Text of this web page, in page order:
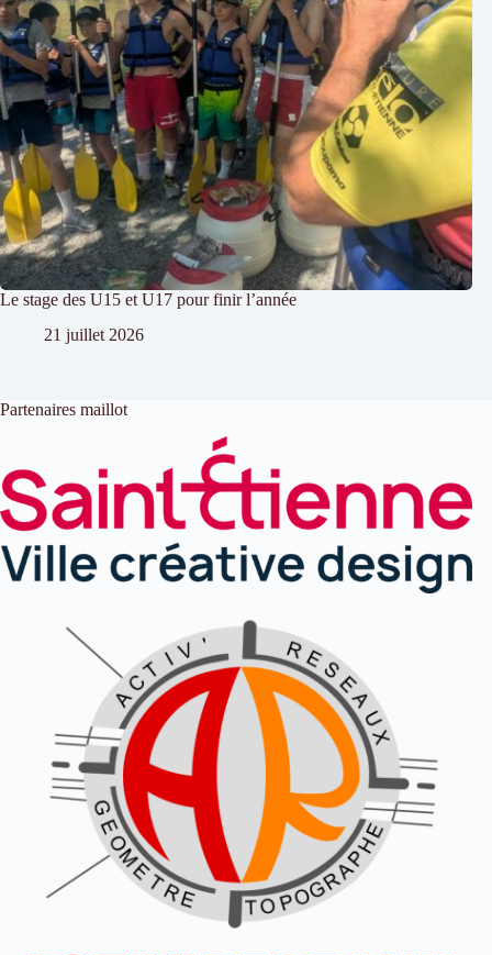
Le stage des U15 et U17 pour finir l’année
21 juillet 2026
Partenaires maillot